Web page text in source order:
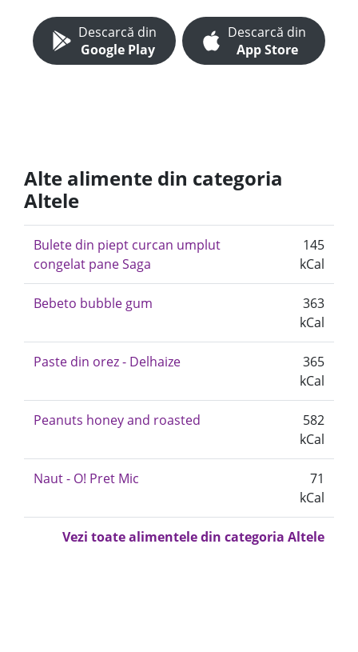
Descarcă din
Google Play
Descarcă din
App Store
Alte alimente din categoria
Altele
Bulete din piept curcan umplut
congelat pane Saga
145
kCal
Bebeto bubble gum
363
kCal
Paste din orez - Delhaize
365
kCal
Peanuts honey and roasted
582
kCal
Naut - O! Pret Mic
71
kCal
Vezi toate alimentele din categoria Altele